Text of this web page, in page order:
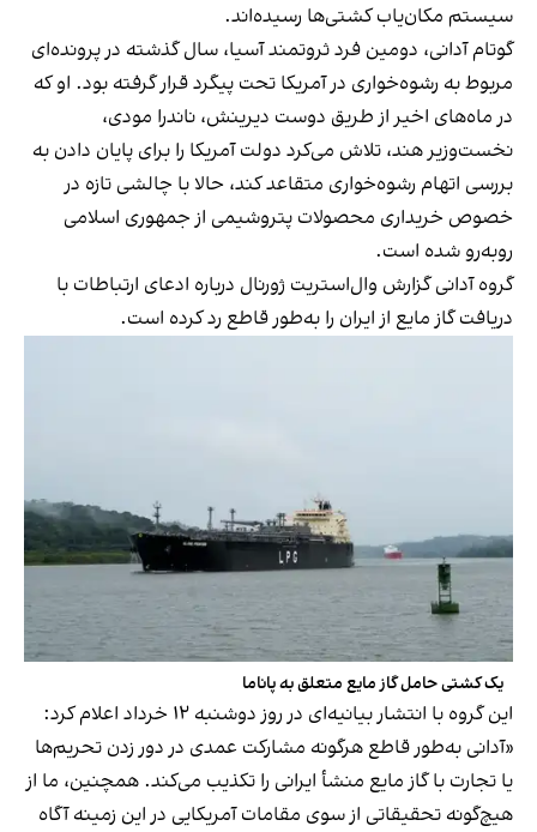
سیستم مکان‌یاب کشتی‌ها رسیده‌اند.
گوتام آدانی، دومین فرد ثروتمند آسیا، سال گذشته در پرونده‌ای
مربوط به رشوه‌خواری در آمریکا تحت پیگرد قرار گرفته بود. او که
در ماه‌های اخیر از طریق دوست دیرینش، ناندرا مودی،
نخست‌وزیر هند، تلاش می‌کرد دولت آمریکا را برای پایان دادن به
بررسی اتهام رشوه‌خواری متقاعد کند، حالا با چالشی تازه در
خصوص خریداری محصولات پتروشیمی از جمهوری اسلامی
روبه‌رو شده است.
گروه آدانی گزارش وال‌استریت ژورنال درباره ادعای ارتباطات با
دریافت گاز مایع از ایران را به‌طور قاطع رد کرده است.
یک کشتی حامل گاز مایع متعلق به پاناما
این گروه با انتشار بیانیه‌ای در روز دوشنبه ۱۲ خرداد اعلام کرد:
«آدانی به‌طور قاطع هرگونه مشارکت عمدی در دور زدن تحریم‌ها
یا تجارت با گاز مایع منشأ ایرانی را تکذیب می‌کند. همچنین، ما از
هیچ‌گونه تحقیقاتی از سوی مقامات آمریکایی در این زمینه آگاه